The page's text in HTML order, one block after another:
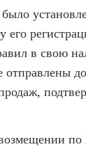
его
в свою
возмещении